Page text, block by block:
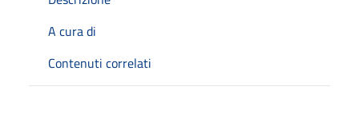
A cura di
Contenuti correlati